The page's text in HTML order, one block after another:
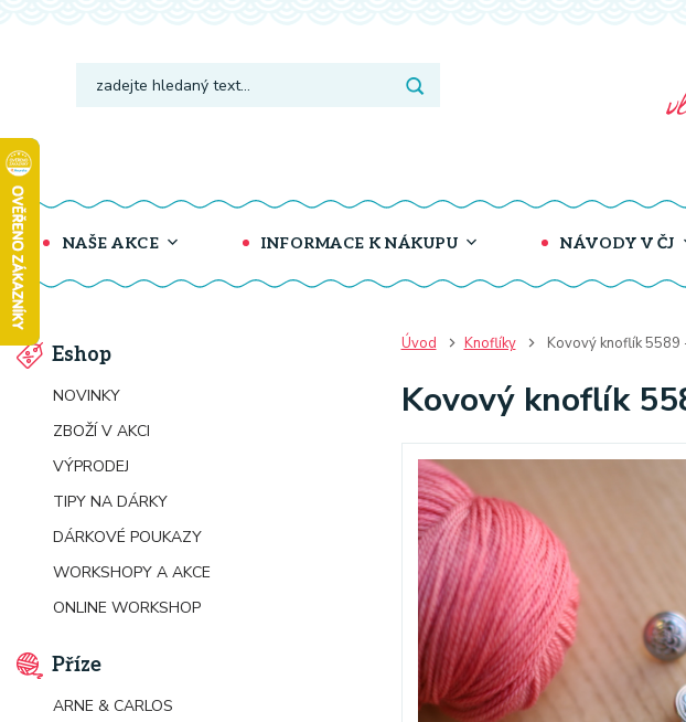
NAŠE AKCE INFORMACE K NÁKUPU NÁVODY V ČJ
Eshop
NOVINKY
ZBOŽÍ V AKCI
VÝPRODEJ
TIPY NA DÁRKY
DÁRKOVÉ POUKAZY
WORKSHOPY A AKCE
ONLINE WORKSHOP
Příze
ARNE & CARLOS
Úvod Knoflíky Kovový knoflík 5589
Kovový knoflík